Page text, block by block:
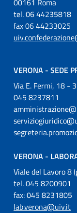
00161 Roma
tel. 06 44235818
fax 06 44233025
VERONA - SEDE
Via E. Fermi, 18 -
045 8237811
VERONA -
Viale del Lavoro 8
tel. 045 8200901
fax: 045 8231805
lab.verona@uiv.it